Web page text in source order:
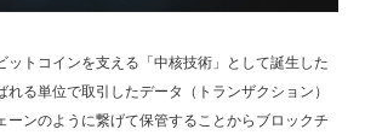
ットコインを支える「中核技術」として誕生した
れる単位で取引したデータ（トランザクション）
ーンのように繋げて保管することからブロックチ